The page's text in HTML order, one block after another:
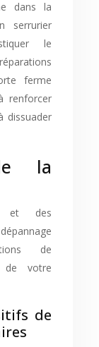
dans la
serrurier
tiquer le
ferme
renforcer
dissuader
la
et des
de
de votre
de